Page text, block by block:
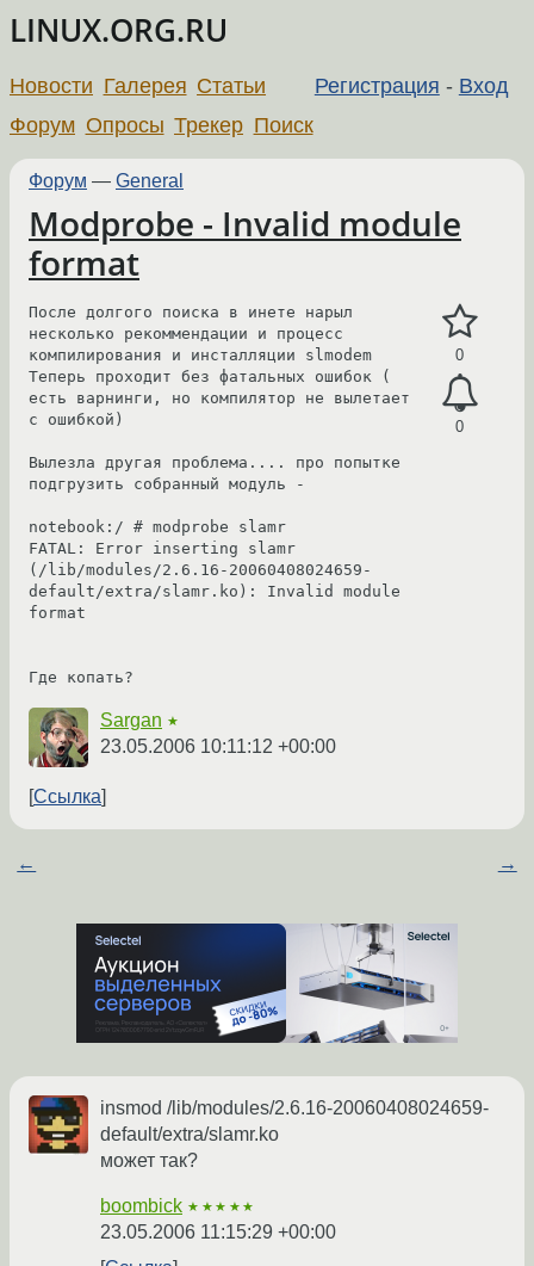
LINUX.ORG.RU
Регистрация - Вход
Новости Галерея Статьи
Форум Опросы Трекер Поиск
Форум — General
Modprobe - Invalid module
format
0
0
После долгого поиска в инете нарыл
несколько рекоммендации и процесс
компилирования и инсталляции slmodem
Теперь проходит без фатальных ошибок (
есть варнинги, но компилятор не вылетает
с ошибкой)
Вылезла другая проблема.... про попытке
подгрузить собранный модуль -
notebook:/ # modprobe slamr
FATAL: Error inserting slamr
(/lib/modules/2.6.16-20060408024659-
default/extra/slamr.ko): Invalid module
format
Где копать?
Sargan ★
23.05.2006 10:11:12 +00:00
Ссылка
← →
insmod /lib/modules/2.6.16-20060408024659-
default/extra/slamr.ko
может так?
boombick ★★★★★
23.05.2006 11:15:29 +00:00